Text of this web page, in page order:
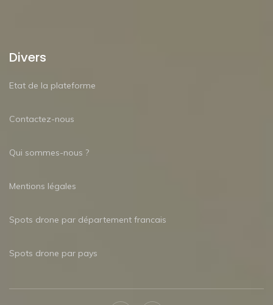
Divers
Etat de la plateforme
Contactez-nous
Qui sommes-nous ?
Mentions légales
Spots drone par département francais
Spots drone par pays